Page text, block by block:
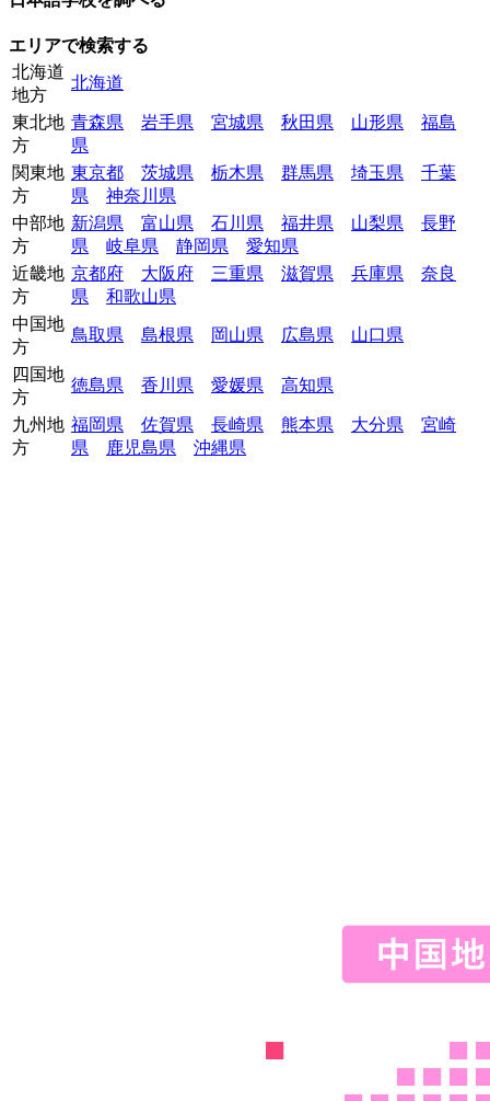
エリアで検索する
北海道
地方
北海道
東北地
方
青森県 岩手県 宮城県 秋田県 山形県
福島
県
関東地
方
東京都 茨城県 栃木県 群馬県 埼玉県
千葉
県
神奈川県
中部地
方
新潟県 富山県 石川県 福井県 山梨県
長野
県
岐阜県 静岡県
愛知県
近畿地
方
京都府 大阪府 三重県 滋賀県 兵庫県
奈良
県
和歌山県
中国地
方
鳥取県 島根県 岡山県 広島県 山口県
四国地
方
徳島県 香川県 愛媛県 高知県
九州地
方
福岡県 佐賀県 長崎県 熊本県 大分県
宮崎
県
鹿児島県 沖縄県